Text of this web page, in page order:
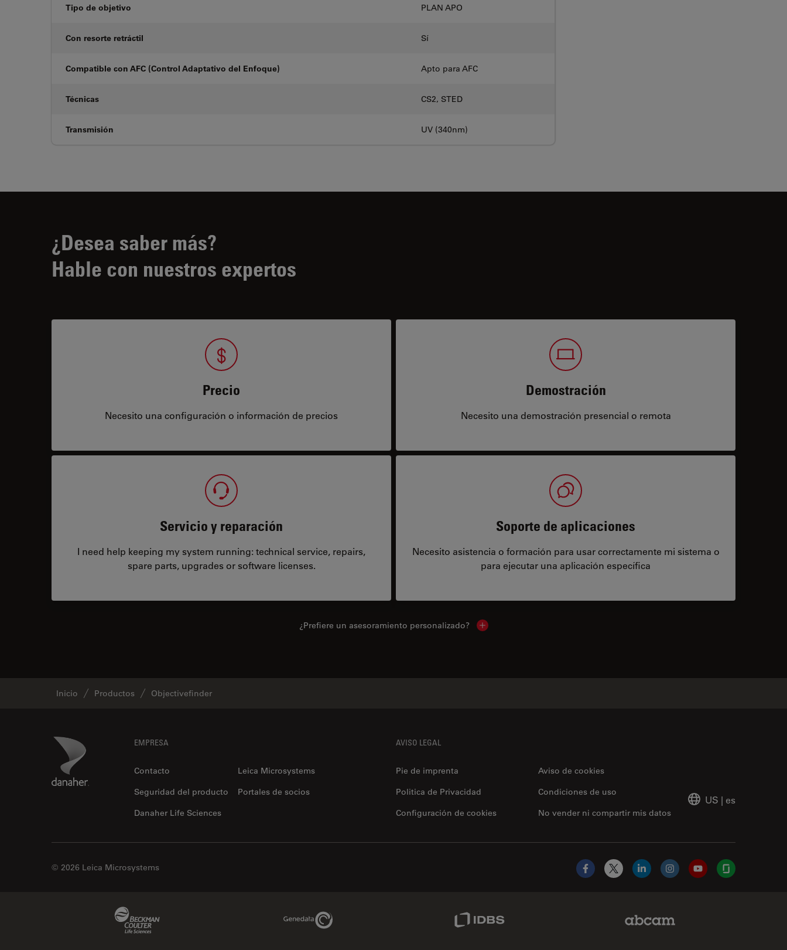
Tipo de objetivo PLAN APO
Con resorte retráctil Sí
Compatible con AFC (Control Adaptativo del Enfoque) Apto para AFC
Técnicas CS2, STED
Transmisión UV (340nm)
¿Desea saber más?
Hable con nuestros expertos
Precio
Necesito una configuración o información de precios
Demostración
Necesito una demostración presencial o remota
Servicio y reparación
I need help keeping my system running: technical service, repairs,
spare parts, upgrades or software licenses.
Soporte de aplicaciones
Necesito asistencia o formación para usar correctamente mi sistema o
para ejecutar una aplicación específica
¿Prefiere un asesoramiento personalizado? Show local contacts
Inicio Productos Objectivefinder
Danaher Logo EMPRESA
Contacto
Leica Microsystems
Seguridad del producto
Portales de socios
Danaher Life Sciences
AVISO LEGAL
Pie de imprenta
Aviso de cookies
Politica de Privacidad
No vender ni compartir mis datos
Condiciones de uso
Configuración de cookies
US | es
© 2026 Leica Microsystems
Facebook
X LinkedInInstagramYouTubeGlassdoor
Genedata Link IDBS Link